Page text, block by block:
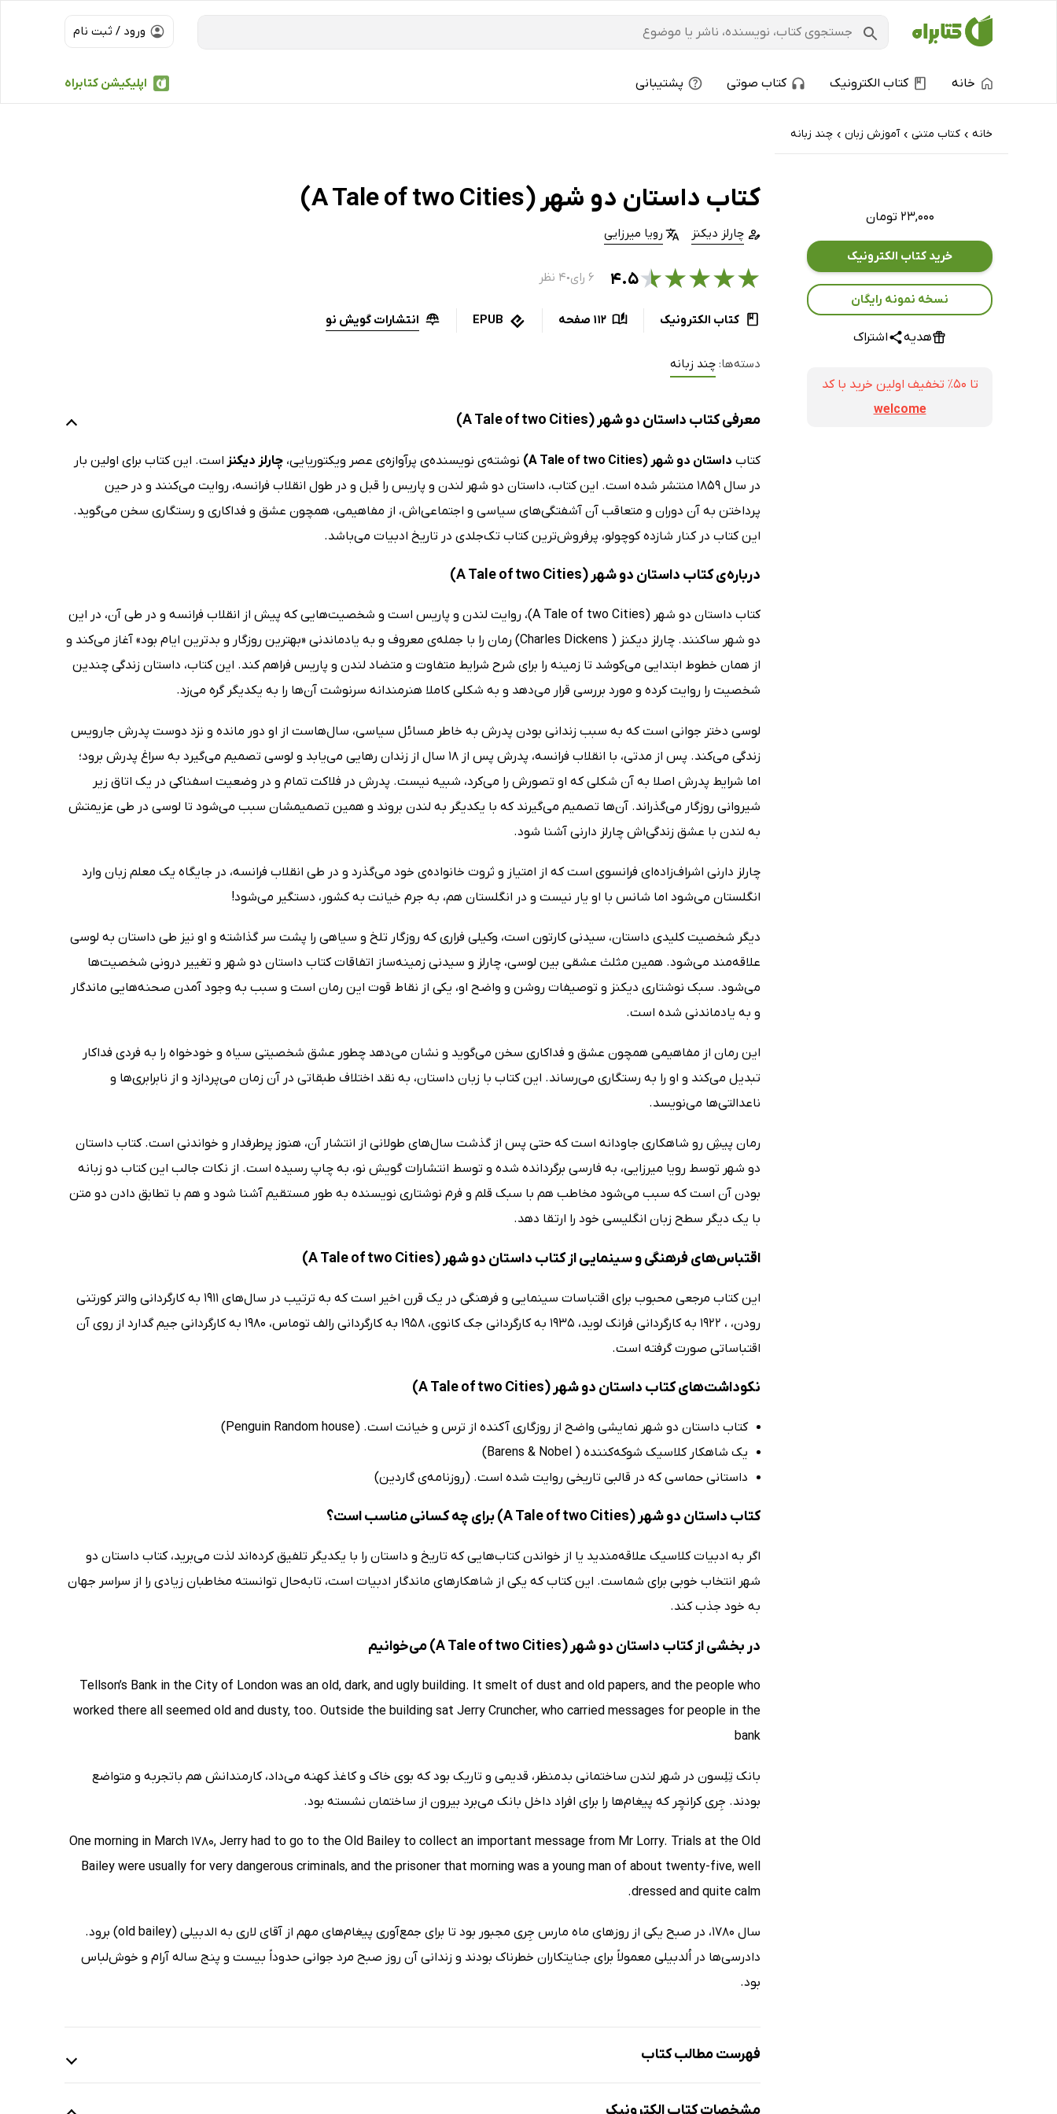
ورود / ثبت نام
اپلیکیشن کتابراه خانه کتاب الکترونیک کتاب صوتی پشتیبانی
خانه › کتاب‌ متنی › آموزش زبان › چند زبانه
۲۳,۰۰۰ تومان
خرید کتاب الکترونیک
نسخه نمونه رایگان
هدیه اشتراک
تا ۵۰٪ تخفیف اولین خرید با کد
welcome
کتاب داستان دو شهر (A Tale of two Cities)
چارلز دیکنز رویا میرزایی
★
★
★
★
★۴.۵ ۶ رای ● ۴ نظر
کتاب الکترونیک 112 صفحه EPUB انتشارات گویش نو
دسته‌ها: چند زبانه
معرفی کتاب داستان دو شهر (A Tale of two Cities)
کتاب داستان دو شهر (A Tale of two Cities) نوشته‌ی نویسنده‌ی پرآوازه‌ی عصر ویکتوریایی، چارلز دیکنز است. این کتاب برای اولین بار
در سال 1859 منتشر شده است. این کتاب، داستان دو شهر لندن و پاریس را قبل و در طول انقلاب فرانسه، روایت می‌کنند و در حین
پرداختن به آن دوران و متعاقب آن آشفتگی‌های سیاسی و اجتماعی‌اش، از مفاهیمی، همچون عشق و فداکاری و رستگاری سخن می‌گوید.
این کتاب در کنار شازده کوچولو، پرفروش‌ترین کتاب تک‌جلدی در تاریخ ادبیات می‌باشد.
درباره‌ی کتاب داستان دو شهر (A Tale of two Cities)
کتاب داستان دو شهر (A Tale of two Cities)، روایت لندن و پاریس است و شخصیت‌هایی که پیش از انقلاب فرانسه و در طی آن، در این
دو شهر ساکنند. چارلز دیکنز ( Charles Dickens) رمان را با جمله‌ی معروف و به یادماندنی «بهترین روزگار و بدترین ایام بود» آغاز می‌کند و
از همان خطوط ابتدایی می‌کوشد تا زمینه را برای شرح شرایط متفاوت و متضاد لندن و پاریس فراهم کند. این کتاب، داستان زندگی چندین
شخصیت را روایت کرده و مورد بررسی قرار می‌دهد و به شکلی کاملا هنرمندانه سرنوشت آن‌ها را به یکدیگر گره می‌زد.
لوسی دختر جوانی است که به سبب زندانی بودن پدرش به خاطر مسائل سیاسی، سال‌هاست از او دور مانده و نزد دوست پدرش جارویس
زندگی می‌کند. پس از مدتی، با انقلاب فرانسه، پدرش پس از 18 سال از زندان رهایی می‌یابد و لوسی تصمیم می‌گیرد به سراغ پدرش برود؛
اما شرایط پدرش اصلا به آن شکلی که او تصورش را می‌کرد، شبیه نیست. پدرش در فلاکت تمام و در وضعیت اسفناکی در یک اتاق زیر
شیروانی روزگار می‌گذراند. آن‌ها تصمیم می‌گیرند که با یکدیگر به لندن بروند و همین تصمیمشان سبب می‌شود تا لوسی در طی عزیمتش
به لندن با عشق زندگی‌اش چارلز دارنی آشنا شود.
چارلز دارنی اشراف‌زاده‌ای فرانسوی است که از امتیاز و ثروت خانواده‌ی خود می‌گذرد و در طی انقلاب فرانسه، در جایگاه یک معلم زبان وارد
انگلستان می‌شود اما شانس با او یار نیست و در انگلستان هم، به جرم خیانت به کشور، دستگیر می‌شود!
دیگر شخصیت کلیدی داستان، سیدنی کارتون است، وکیلی فراری که روزگار تلخ و سیاهی را پشت سر گذاشته و او نیز طی داستان به لوسی
علاقه‌مند می‌شود. همین مثلث عشقی بین لوسی، چارلز و سیدنی زمینه‌ساز اتفاقات کتاب داستان دو شهر و تغییر درونی شخصیت‌ها
می‌شود. سبک نوشتاری دیکنز و توصیفات روشن و واضح او، یکی از نقاط قوت این رمان است و سبب به وجود آمدن صحنه‌هایی ماندگار
و به یادماندنی شده است.
این رمان از مفاهیمی همچون عشق و فداکاری سخن می‌گوید و نشان می‌دهد چطور عشق شخصیتی سیاه و خودخواه را به فردی فداکار
تبدیل می‌کند و او را به رستگاری می‌رساند. این کتاب با زبان داستان، به نقد اختلاف طبقاتی در آن زمان می‌پردازد و از نابرابری‌ها و
ناعدالتی‌ها می‌نویسد.
رمان پیشِ رو شاهکاری جاودانه است که حتی پس از گذشت سال‌های طولانی از انتشار آن، هنوز پرطرفدار و خواندنی است. کتاب داستان
دو شهر توسط رویا میرزایی، به فارسی برگردانده شده و توسط انتشارات گویش نو، به چاپ رسیده است. از نکات جالب این کتاب دو زبانه
بودن آن است که سبب می‌شود مخاطب هم با سبک قلم و فرم نوشتاری نویسنده به طور مستقیم آشنا شود و هم با تطابق دادن دو متن
با یک دیگر سطح زبان انگلیسی خود را ارتقا دهد.
اقتباس‌های فرهنگی و سینمایی از کتاب داستان دو شهر (A Tale of two Cities)
این کتاب مرجعی محبوب برای اقتباسات سینمایی و فرهنگی در یک قرن اخیر است که به ترتیب در سال‌های 1911 به کارگردانی والتر کورتنی
رودن، ، 1922 به کارگردانی فرانک لوید، 1935 به کارگردانی جک کانوی، 1958 به کارگردانی رالف توماس، 1980 به کارگردانی جیم گدارد از روی آن
اقتباساتی صورت گرفته است.
نکوداشت‌های کتاب داستان دو شهر (A Tale of two Cities)
کتاب داستان دو شهر نمایشی واضح از روزگاری آکنده از ترس و خیانت است. (Penguin Random house)
یک شاهکار کلاسیک شوکه‌کننده ( Barens & Nobel)
داستانی حماسی که در قالبی تاریخی روایت شده است. (روزنامه‌‌ی گاردین)
کتاب داستان دو شهر (A Tale of two Cities) برای چه کسانی مناسب است؟
اگر به ادبیات کلاسیک علاقه‌مندید یا از خواندن کتاب‌هایی که تاریخ و داستان را با یکدیگر تلفیق کرده‌اند لذت می‌برید، کتاب داستان دو
شهر انتخاب خوبی برای شماست. این کتاب که یکی از شاهکارهای ماندگار ادبیات است، تا‌به‌حال توانسته مخاطبان زیادی را از سراسر جهان
به خود جذب کند.
در بخشی از کتاب داستان دو شهر (A Tale of two Cities) می‌خوانیم
Tellson’s Bank in the City of London was an old, dark, and ugly building. It smelt of dust and old papers, and the people who
worked there all seemed old and dusty, too. Outside the building sat Jerry Cruncher, who carried messages for people in the
bank
بانک تِلِسون در شهر لندن ساختمانی بدمنظر، قدیمی و تاریک بود که بوی خاک و کاغذ کهنه می‌داد، کارمندانش هم باتجربه و متواضع
بودند. جِری کرانچِر که پیغام‌ها را برای افراد داخل بانک می‌برد بیرون از ساختمان نشسته بود.
One morning in March 1780, Jerry had to go to the Old Bailey to collect an important message from Mr Lorry. Trials at the Old
Bailey were usually for very dangerous criminals, and the prisoner that morning was a young man of about twenty-five, well
dressed and quite calm.
سال 1780، در صبح یکی از روزهای ماه مارس جِری مجبور بود تا برای جمع‌آوری پیغام‌های مهم از آقای لاری به الدبیلی (old bailey) برود.
دادرسی‌ها در اُلدبیلی معمولاً برای جنایتکاران خطرناک بودند و زندانی آن روز صبح مرد جوانی حدوداً بیست و پنج ساله آرام و خوش‌لباس
بود.
فهرست مطالب کتاب
مشخصات کتاب الکترونیک